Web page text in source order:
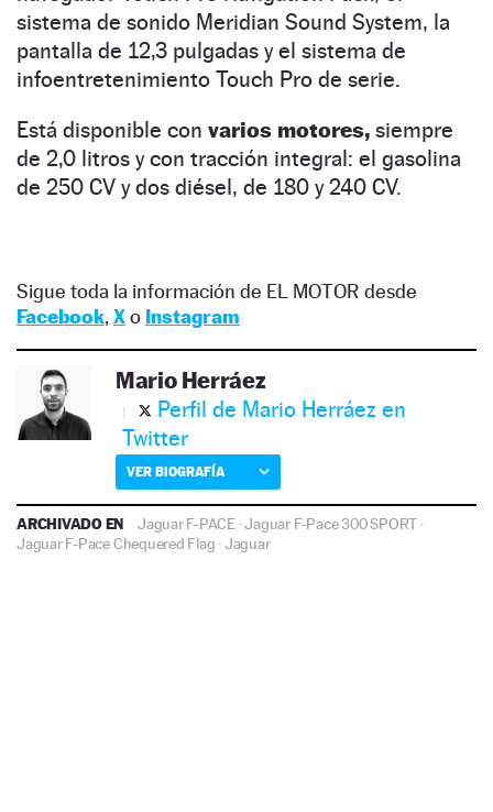
sistema de sonido Meridian Sound System, la
pantalla de 12,3 pulgadas y el sistema de
infoentretenimiento Touch Pro de serie.
Está disponible con varios motores, siempre
de 2,0 litros y con tracción integral: el gasolina
de 250 CV y dos diésel, de 180 y 240 CV.
Sigue toda la información de EL MOTOR desde
Facebook, Xo Instagram
Mario Herráez
Perfil de Mario Herráez en
Twitter
VER BIOGRAFÍA
ARCHIVADO EN Jaguar F-PACE ·Jaguar F-Pace 300 SPORT ·
Jaguar F-Pace Chequered Flag ·Jaguar